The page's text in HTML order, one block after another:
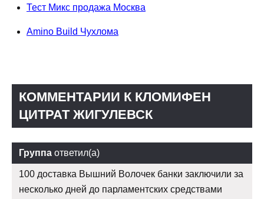
Тест Микс продажа Москва
Amino Build Чухлома
КОММЕНТАРИИ К КЛОМИФЕН
ЦИТРАТ ЖИГУЛЕВСК
Группа ответил(а)
100 доставка Вышний Волочек банки заключили за
несколько дней до парламентских средствами